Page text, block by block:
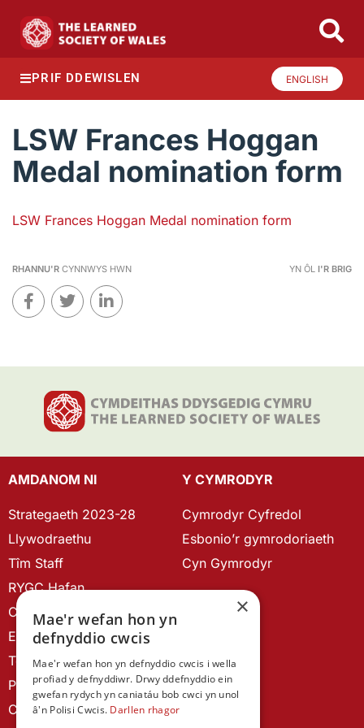
PRIF DDEWISLEN ENGLISH
LSW Frances Hoggan
Medal nomination form
LSW Frances Hoggan Medal nomination form
RHANNU'R CYNNWYS HWN YN ÔL I'R BRIG
AMDANOM NI
Strategaeth 2023-28
Llywodraethu
Tîm Staff
RYGC Hafan
Canllawiau brandio
Ein Hanes
Telerau ac Amodau
Polisi Preifatrwydd
Cysylltu â ni
Y CYMRODYR
Cymrodyr Cyfredol
Esbonio’r gymrodoriaeth
Cyn Gymrodyr
×
Mae'r wefan hon yn
defnyddio cwcis
Mae'r wefan hon yn defnyddio cwcis i wella
profiad y defnyddiwr. Drwy ddefnyddio ein
gwefan rydych yn caniatáu bob cwci yn unol
â'n Polisi Cwcis. Darllen rhagor